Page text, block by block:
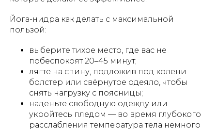
Йога-нидра как делать с максимальной
пользой:
выберите тихое место, где вас не
побеспокоят 20–45 минут;
лягте на спину, подложив под колени
болстер или свёрнутое одеяло, чтобы
снять нагрузку с поясницы;
наденьте свободную одежду или
укройтесь пледом — во время глубокого
расслабления температура тела немного